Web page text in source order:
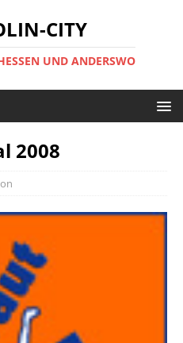
CITY
UND ANDERSWO
2008